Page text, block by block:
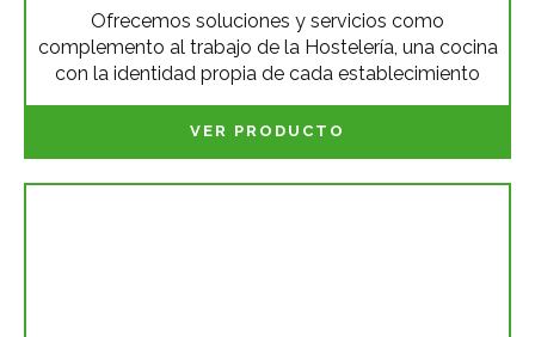
Ofrecemos soluciones y servicios como
complemento al trabajo de la Hostelería, una cocina
con la identidad propia de cada establecimiento
VER PRODUCTO